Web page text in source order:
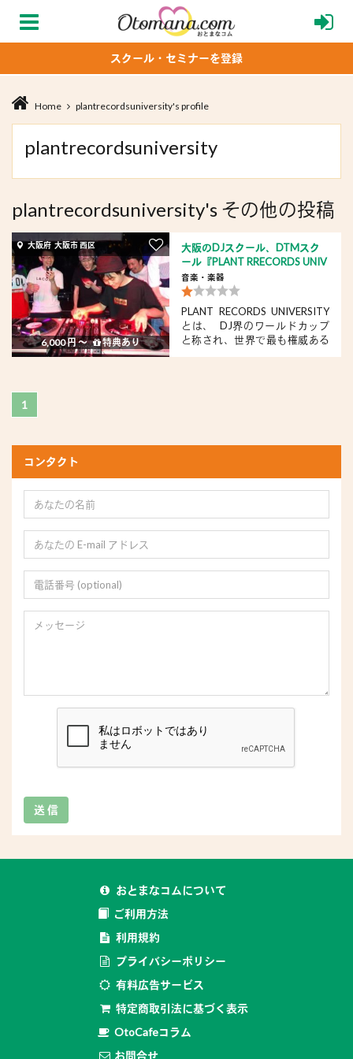
スクール・セミナーを登録
Home plantrecordsuniversity's profile
plantrecordsuniversity
plantrecordsuniversity's その他の投稿
大阪府 大阪市 西区
6,000 円 〜 特典あり
大阪のDJスクール、DTMスク
ール『PLANT RRECORDS UNIV
ERSITY』
音楽・楽器
PLANT RECORDS UNIVERSITY
とは、 ​ DJ界のワールドカップ
と称され、世界で最も権威ある
1
コンタクト
送 信
おとまなコムについて
ご利用方法
利用規約
プライバシーポリシー
有料広告サービス
特定商取引法に基づく表示
OtoCafeコラム
お問合せ